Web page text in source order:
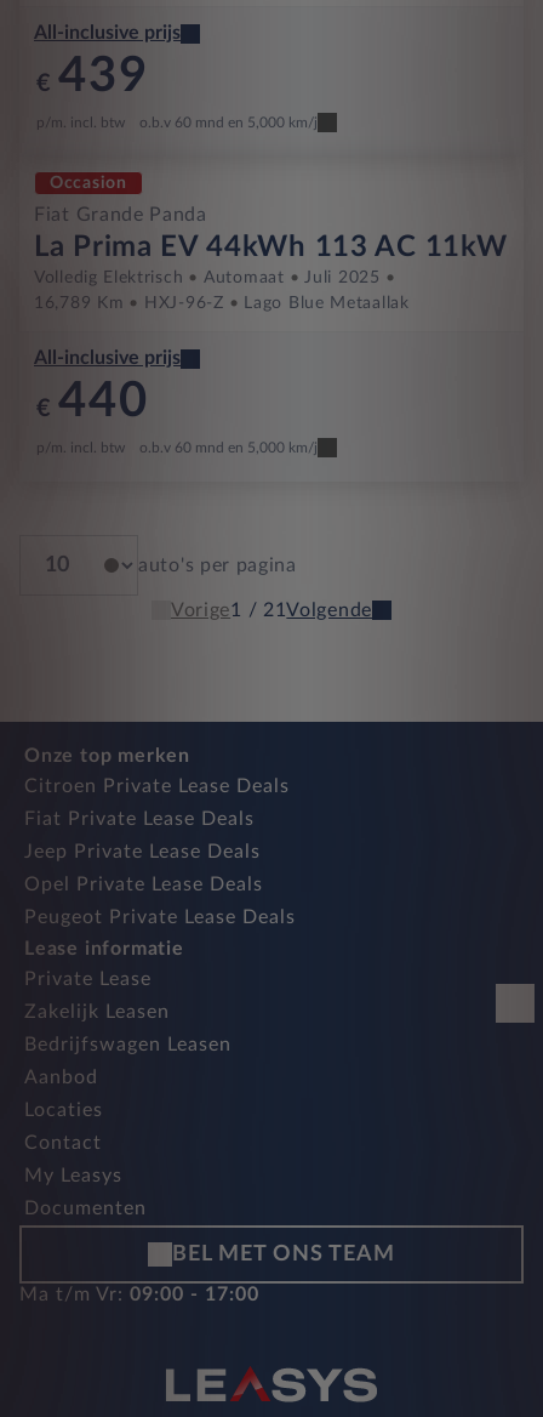
All-inclusive prijs
€ 439
p/m. incl. btw o.b.v 60 mnd en 5,000 km/j
Occasion
Fiat Grande Panda
La Prima EV 44kWh 113 AC 11kW
Volledig Elektrisch Automaat
Juli 2025
16,789 Km
HXJ-96-Z Lago Blue Metaallak
All-inclusive prijs
€ 440
p/m. incl. btw o.b.v 60 mnd en 5,000 km/j
auto's per pagina
Vorige1 / 21Volgende
Onze top merken
Citroen Private Lease Deals
Fiat Private Lease Deals
Jeep Private Lease Deals
Opel Private Lease Deals
Peugeot Private Lease Deals
Lease informatie
Private Lease
Zakelijk Leasen
Bedrijfswagen Leasen
Aanbod
Locaties
Contact
My Leasys
Documenten
BEL MET ONS TEAM
Ma t/m Vr: 09:00 - 17:00